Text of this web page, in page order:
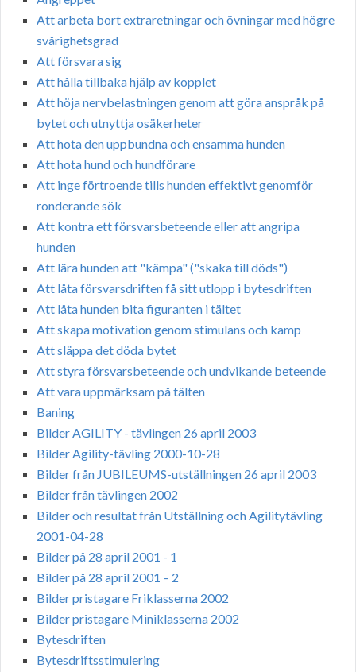
Att arbeta bort extraretningar och övningar med högre
svårighetsgrad
Att försvara sig
Att hålla tillbaka hjälp av kopplet
Att höja nervbelastningen genom att göra anspråk på
bytet och utnyttja osäkerheter
Att hota den uppbundna och ensamma hunden
Att hota hund och hundförare
Att inge förtroende tills hunden effektivt genomför
ronderande sök
Att kontra ett försvarsbeteende eller att angripa
hunden
Att lära hunden att "kämpa" ("skaka till döds")
Att låta försvarsdriften få sitt utlopp i bytesdriften
Att låta hunden bita figuranten i tältet
Att skapa motivation genom stimulans och kamp
Att släppa det döda bytet
Att styra försvarsbeteende och undvikande beteende
Att vara uppmärksam på tälten
Baning
Bilder AGILITY - tävlingen 26 april 2003
Bilder Agility-tävling 2000-10-28
Bilder från JUBILEUMS-utställningen 26 april 2003
Bilder från tävlingen 2002
Bilder och resultat från Utställning och Agilitytävling
2001-04-28
Bilder på 28 april 2001 - 1
Bilder på 28 april 2001 – 2
Bilder pristagare Friklasserna 2002
Bilder pristagare Miniklasserna 2002
Bytesdriften
Bytesdriftsstimulering